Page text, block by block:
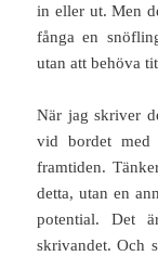
in eller ut. Men
fånga en
utan att behöva
När jag skriver
vid bordet
framtiden.
detta, utan en
potential. Det
skrivandet. Och